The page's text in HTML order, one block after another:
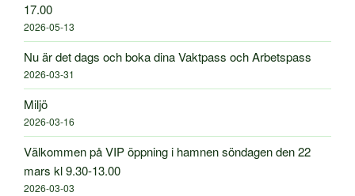
17.00
2026-05-13
Nu är det dags och boka dina Vaktpass och Arbetspass
2026-03-31
Miljö
2026-03-16
Välkommen på VIP öppning i hamnen söndagen den 22
mars kl 9.30-13.00
2026-03-03